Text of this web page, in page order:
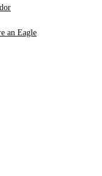
an Eagle